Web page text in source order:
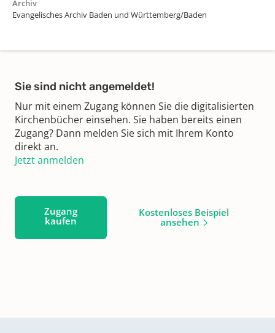
Archiv
Evangelisches Archiv Baden und Württemberg/Baden
Sie sind nicht angemeldet!
Nur mit einem Zugang können Sie die digitalisierten
Kirchenbücher einsehen. Sie haben bereits einen
Zugang? Dann melden Sie sich mit Ihrem Konto
direkt an.
Jetzt anmelden
Zugang
kaufen
Kostenloses Beispiel
ansehen